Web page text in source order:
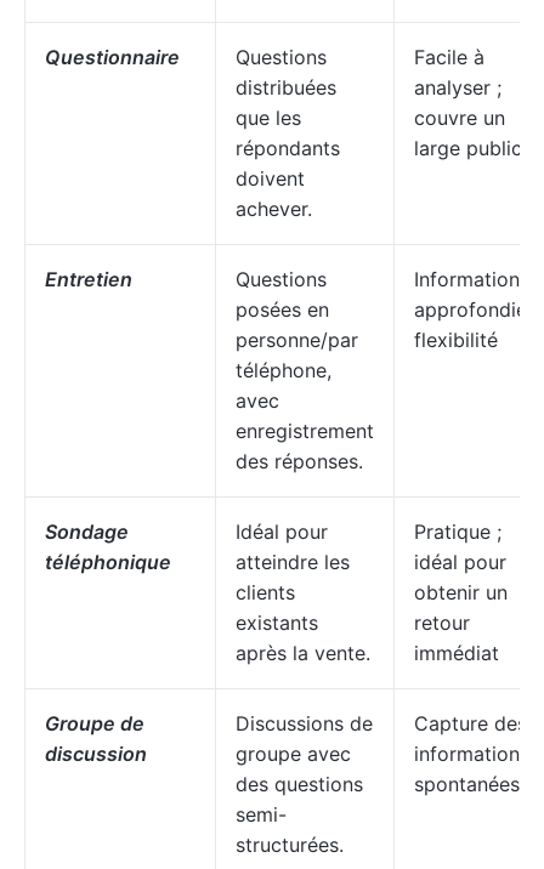
Questionnaire
Questions
distribuées
que les
répondants
doivent
achever.
Facile à
analyser ;
couvre un
large public
Entretien
Questions
posées en
personne/par
téléphone,
avec
enregistrement
des réponses.
Informations
approfondies
flexibilité
Sondage
téléphonique
Idéal pour
atteindre les
clients
existants
après la vente.
Pratique ;
idéal pour
obtenir un
retour
immédiat
Groupe de
discussion
Discussions de
groupe avec
des questions
semi-
structurées.
Capture des
informations
spontanées